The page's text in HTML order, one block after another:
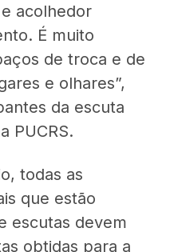
acolhedor
É muito
de troca e de
e olhares”,
da escuta
PUCRS.
todas as
que estão
escutas devem
obtidas para a